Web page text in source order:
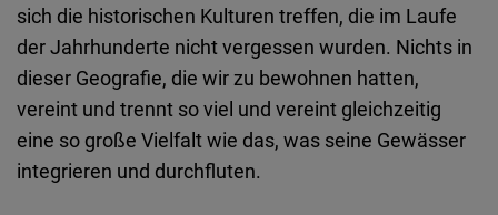
sich die historischen Kulturen treffen, die im Laufe
der Jahrhunderte nicht vergessen wurden. Nichts in
dieser Geografie, die wir zu bewohnen hatten,
vereint und trennt so viel und vereint gleichzeitig
eine so große Vielfalt wie das, was seine Gewässer
integrieren und durchfluten.
Newsletter2go
Embed
Podigee
Embed